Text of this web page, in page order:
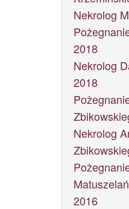
Nekrolog
2018
Nekrolog
2018
Nekrolog
2016